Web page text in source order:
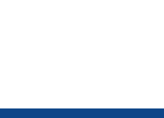
la cuenta del comprador.
venta del vendedor incluyen
estas se considerarán
de pago de la página web
se definen en las
en un plazo de